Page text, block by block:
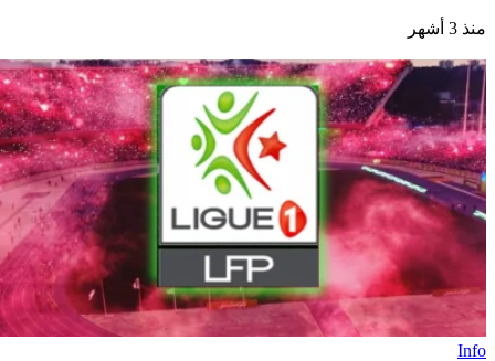
منذ 3 أشهر
Info